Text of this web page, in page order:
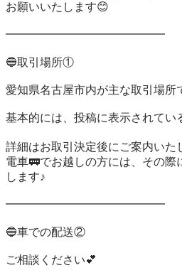
お願いいたします😊
━━━━━━━━━━━━━━
🔵取引場所①
愛知県名古屋市内が主な取引場所
基本的には、投稿に表示されてい
詳細はお取引決定後にご案内いた
電車🚃でお越しの方には、その際
します♪
━━━━━━━━━━━━━━
🔵車での配送②
ご相談ください💕